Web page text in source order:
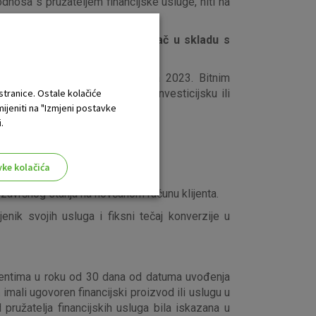
za klijenta koji je potrošač u skladu s
do zaključno 31. prosinca 2023. Bitnim
je primjenjivo obzirom na investicijsku ili
te
stanja na novčanom računu klijenta.
svojih usluga i fiksni tečaj konverzije u
u roku od 30 dana od datuma uvođenja
ugovoren financijski proizvod ili uslugu u
financijskih usluga bila iskazana u
Ostale kolačiće
na "Izmjeni postavke
kolačića
stranice i ne mogu se
kao odgovor na vaše